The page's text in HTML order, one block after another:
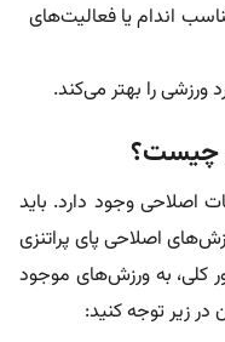
اندام یا فعالیت‌های
ورزشی را بهتر می‌کند.
چیست؟
اصلاحی وجود دارد. باید
اصلاحی پای پراتنزی
کلی، به ورزش‌های موجود
زیر توجه کنید: